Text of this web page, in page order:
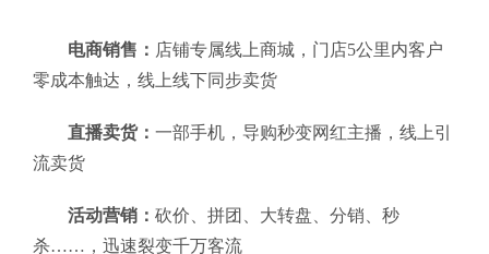
电商销售： 店铺专属线上商城，门店5公里内客户
零成本触达，线上线下同步卖货
直播卖货： 一部手机，导购秒变网红主播，线上引
流卖货
活动营销： 砍价、拼团、大转盘、分销、秒
杀……，迅速裂变千万客流